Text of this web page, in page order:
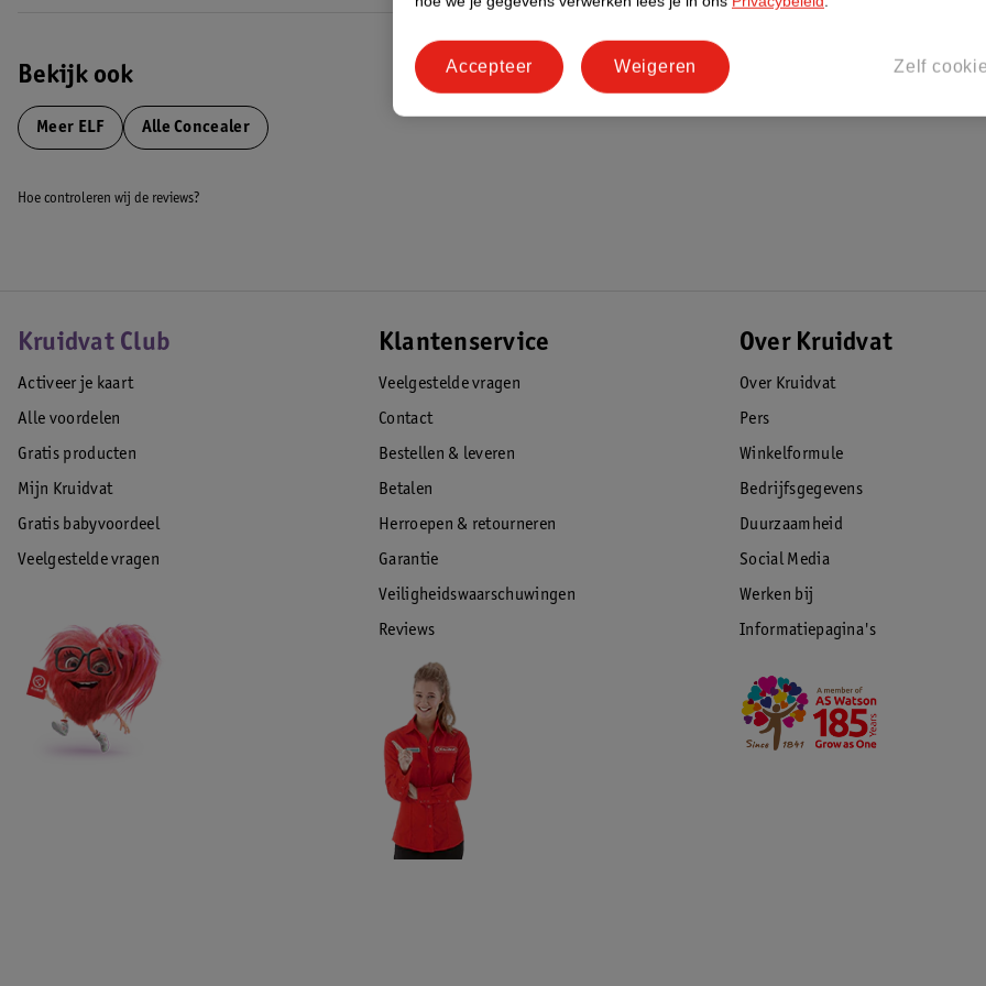
Bekijk ook
Meer ELF Alle Concealer
Hoe controleren wij de reviews?
Kruidvat Club
Activeer je kaart
Alle voordelen
Gratis producten
Mijn Kruidvat
Gratis babyvoordeel
Veelgestelde vragen
Klantenservice
Veelgestelde vragen
Contact
Bestellen & leveren
Betalen
Herroepen & retourneren
Garantie
Veiligheidswaarschuwingen
Reviews
Over Kruidvat
Over Kruidvat
Pers
Winkelformule
Bedrijfsgegevens
Duurzaamheid
Social Media
Werken bij
Informatiepagina's
Zelf
Weigeren
Accepteer